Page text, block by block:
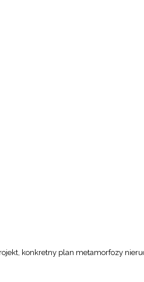
konkretny plan metamorfozy